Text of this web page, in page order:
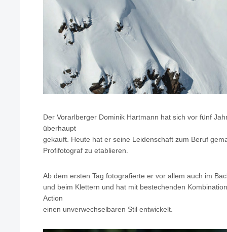
Der Vorarlberger Dominik Hartmann hat sich vor fünf
überhaupt
gekauft. Heute hat er seine Leidenschaft zum Beruf
Profifotograf zu etablieren.
Ab dem ersten Tag fotografierte er vor allem auch im
und beim Klettern und hat mit bestechenden
Action
einen unverwechselbaren Stil entwickelt.